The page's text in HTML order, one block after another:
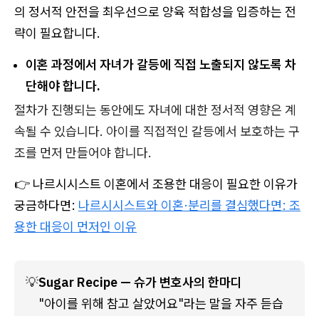
의 정서적 안전을 최우선으로 양육 적합성을 입증하는 전
략이 필요합니다.
이혼 과정에서 자녀가 갈등에 직접 노출되지 않도록 차
단해야 합니다.
절차가 진행되는 동안에도 자녀에 대한 정서적 영향은 계
속될 수 있습니다. 아이를 직접적인 갈등에서 보호하는 구
조를 먼저 만들어야 합니다.
👉 나르시시스트 이혼에서 조용한 대응이 필요한 이유가
궁금하다면: 나르시시스트와 이혼·분리를 결심했다면: 조
용한 대응이 먼저인 이유
💡Sugar Recipe — 슈가 변호사의 한마디
"아이를 위해 참고 살았어요"라는 말을 자주 듣습